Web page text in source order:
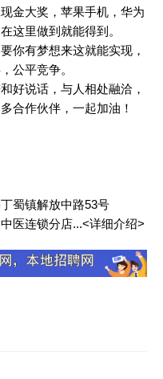
金大奖，苹果手机，华为
这里做到就能得到。
你有梦想来这就能实现，
公平竞争。
好说话，与人相处融洽，
合作伙伴，一起加油！
蜀镇解放中路53号
医连锁分店...<详细介绍>